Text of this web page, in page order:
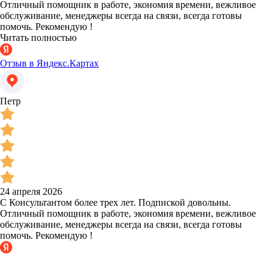
Отличный помощник в работе, экономия времени, вежливое
обслуживание, менеджеры всегда на связи, всегда готовы
помочь. Рекомендую !
Читать полностью
Отзыв в Яндекс.Картах
Петр
24 апреля 2026
С Консультантом более трех лет. Подпиской довольны.
Отличный помощник в работе, экономия времени, вежливое
обслуживание, менеджеры всегда на связи, всегда готовы
помочь. Рекомендую !